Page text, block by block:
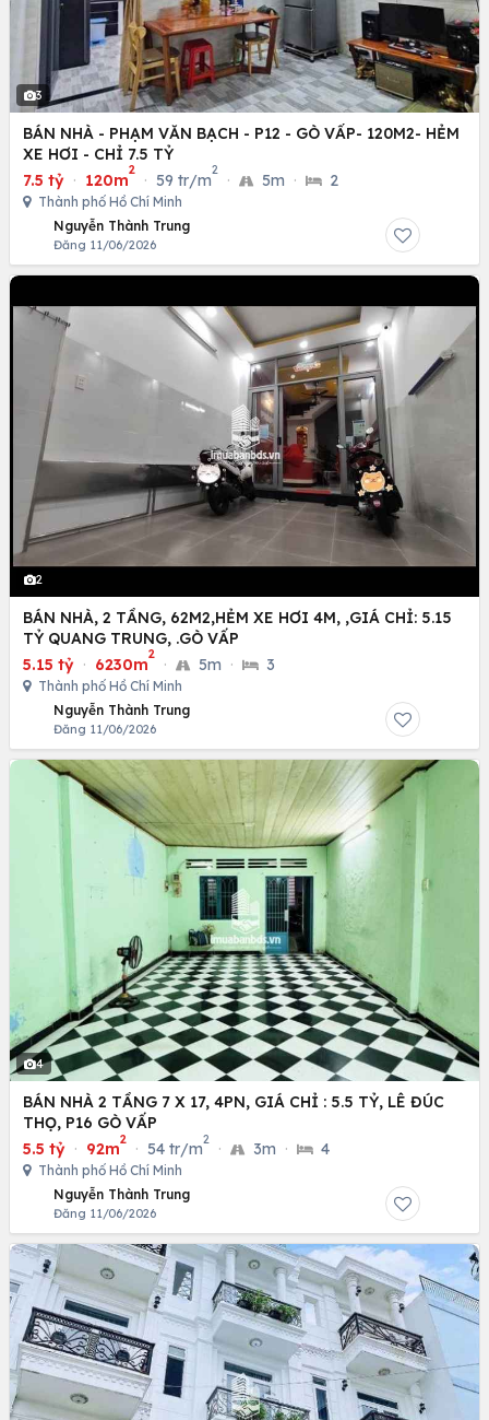
3
BÁN NHÀ - PHẠM VĂN BẠCH - P12 - GÒ VẤP- 120M2- HẺM
XE HƠI - CHỈ 7.5 TỶ
7.5 tỷ · 120m
2
· 59 tr/m
2
· 5m · 2
Thành phố Hồ Chí Minh
Nguyễn Thành Trung
Đăng 11/06/2026
2
BÁN NHÀ, 2 TẦNG, 62M2,HẺM XE HƠI 4M, ,GIÁ CHỈ: 5.15
TỶ QUANG TRUNG, .GÒ VẤP
5.15 tỷ · 6230m
2
· 5m · 3
Thành phố Hồ Chí Minh
Nguyễn Thành Trung
Đăng 11/06/2026
4
BÁN NHÀ 2 TẦNG 7 X 17, 4PN, GIÁ CHỈ : 5.5 TỶ, LÊ ĐÚC
THỌ, P16 GÒ VẤP
5.5 tỷ · 92m
2
· 54 tr/m
2
· 3m · 4
Thành phố Hồ Chí Minh
Nguyễn Thành Trung
Đăng 11/06/2026